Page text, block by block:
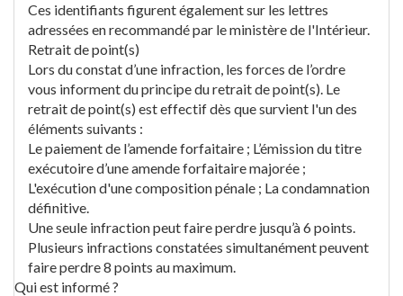
Ces identifiants figurent également sur les lettres
adressées en recommandé par le ministère de l'Intérieur.
Retrait de point(s)
Lors du constat d’une infraction, les forces de l’ordre
vous informent du principe du retrait de point(s). Le
retrait de point(s) est effectif dès que survient l'un des
éléments suivants :
Le paiement de l’amende forfaitaire ; L’émission du titre
exécutoire d’une amende forfaitaire majorée ;
L'exécution d'une composition pénale ; La condamnation
définitive.
Une seule infraction peut faire perdre jusqu’à 6 points.
Plusieurs infractions constatées simultanément peuvent
faire perdre 8 points au maximum.
Qui est informé ?